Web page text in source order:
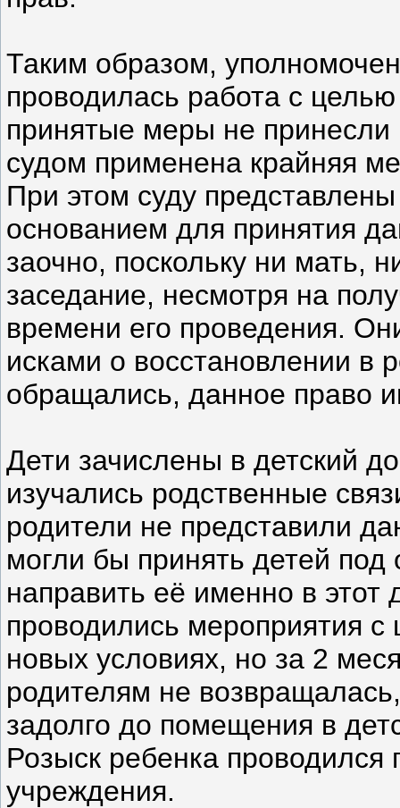
Таким образом,
проводилась работа с
принятые меры не принесли
судом применена крайняя
При этом суду
основанием для принятия
заочно, поскольку ни мать,
заседание, несмотря на
времени его проведения.
исками о восстановлении в
обращались, данное право
Дети зачислены в детский
изучались родственные
родители не представили
могли бы принять детей
направить её именно в
проводились мероприятия
новых условиях, но за 2
родителям не
задолго до помещения в
Розыск ребенка
учреждения.